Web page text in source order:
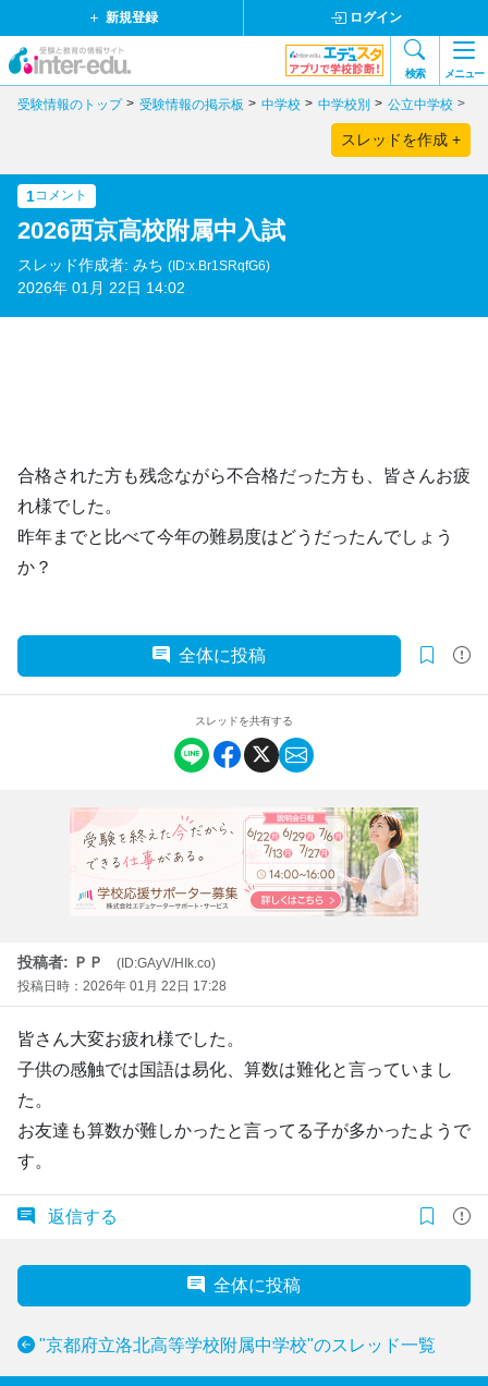
新規登録 ログイン
検索 メニュー
受験情報のトップ 受験情報の掲示板 中学校 中学校別 公立中学校
スレッドを作成 +
1コメント
2026西京高校附属中入試
スレッド作成者: みち (ID:x.Br1SRqfG6)
2026年 01月 22日 14:02
合格された方も残念ながら不合格だった方も、皆さんお疲
れ様でした。
昨年までと比べて今年の難易度はどうだったんでしょう
か？
全体に投稿
スレッドを共有する
投稿者: ＰＰ
(ID:GAyV/HIk.co)
投稿日時：2026年 01月 22日 17:28
皆さん大変お疲れ様でした。
子供の感触では国語は易化、算数は難化と言っていまし
た。
お友達も算数が難しかったと言ってる子が多かったようで
す。
返信する
全体に投稿
"京都府立洛北高等学校附属中学校"のスレッド一覧